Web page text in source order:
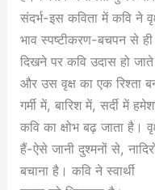
संदर्भ-इस कविता में कवि ने
भाव स्पष्टीकरण-बचपन से
दिखने पर कवि उदास हो
और उस वृक्ष का एक रिश्ता
गर्मी में, बारिश में, सर्दी में
कवि का क्षोभ बढ़ जाता है।
हैं-ऐसे जानी दुश्मनों से,
बचाना है। कवि ने स्वार्थी